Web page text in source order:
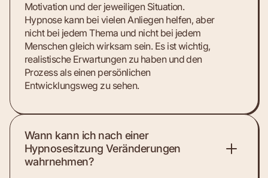
Motivation und der jeweiligen Situation.
Hypnose kann bei vielen Anliegen helfen, aber
nicht bei jedem Thema und nicht bei jedem
Menschen gleich wirksam sein. Es ist wichtig,
realistische Erwartungen zu haben und den
Prozess als einen persönlichen
Entwicklungsweg zu sehen.
Wann kann ich nach einer
Hypnosesitzung Veränderungen
wahrnehmen?